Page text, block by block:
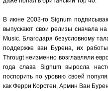
В июне 2003-го Signum
выпускают свои релизы сначала
Music. Благодаря безусловному
поддержке ван Бурена, их
Througt неизменно возглавляли
года слава Signum выросла
поспорить по уровню своей
как Ферри Корстен, Армин Ван